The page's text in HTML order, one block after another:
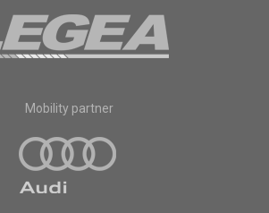
Mobility partner